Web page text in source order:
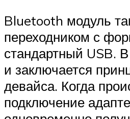
Bluetooth модуль
переходником с
стандартный USB.
и заключается
девайса. Когда
подключение